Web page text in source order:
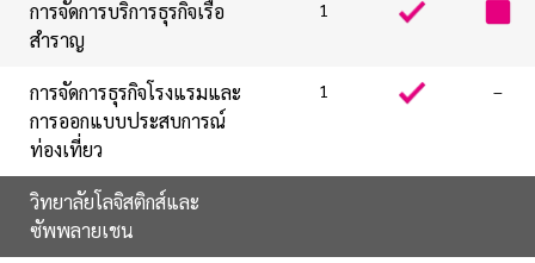
การจัดการบริการธุรกิจเรือ
สำราญ
1
การจัดการธุรกิจโรงแรมและ
การออกแบบประสบการณ์
ท่องเที่ยว
1 –
วิทยาลัยโลจิสติกส์และ
ซัพพลายเชน